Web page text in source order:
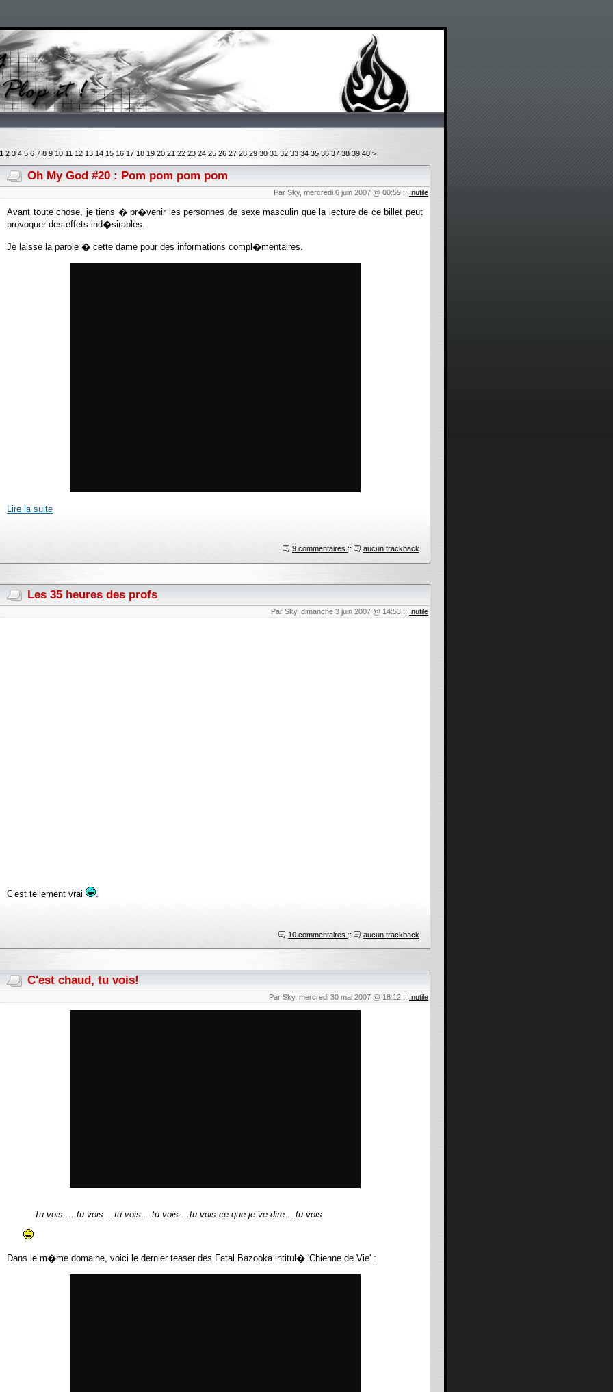
1 2 3 4 5 6 7 8 9 10 11 12 13 14 15 16 17 18 19 20 21 22 23 24 25 26 27 28 29 30 31 32 33 34 35 36 37 38 39 40 >
Oh My God #20 : Pom pom pom pom
Par Sky, mercredi 6 juin 2007 @ 00:59 :: Inutile
Avant toute chose, je tiens � pr�venir les personnes de sexe masculin que la lecture de ce billet peut
provoquer des effets ind�sirables.
Je laisse la parole � cette dame pour des informations compl�mentaires.
Lire la suite
9 commentaires :: aucun trackback
Les 35 heures des profs
Par Sky, dimanche 3 juin 2007 @ 14:53 :: Inutile
C'est tellement vrai
10 commentaires :: aucun trackback
C'est chaud, tu vois!
Par Sky, mercredi 30 mai 2007 @ 18:12 :: Inutile
Tu vois ... tu vois ...tu vois ...tu vois ...tu vois ce que je ve dire ...tu vois
Dans le m�me domaine, voici le dernier teaser des Fatal Bazooka intitul� 'Chienne de Vie' :